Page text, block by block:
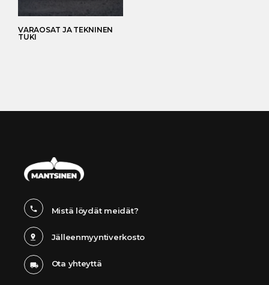
VARAOSAT JA TEKNINEN
TUKI
Mistä löydät meidät?
Jälleenmyyntiverkosto
Ota yhteyttä